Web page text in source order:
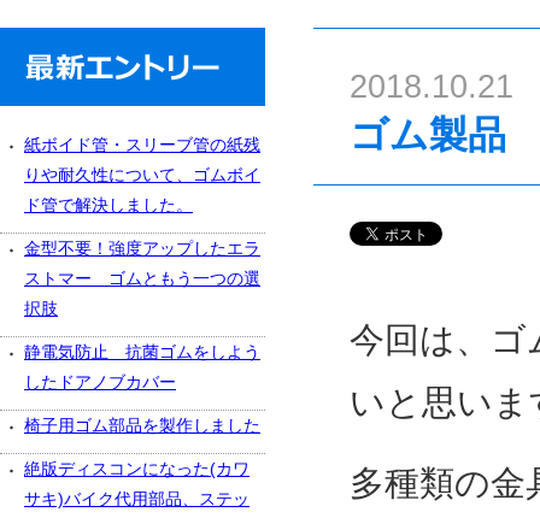
2018.10.21
ゴム製品
今回は、ゴ
いと思いま
多種類の
紙ボイド管・スリーブ管の紙残
りや耐久性について、ゴムボイ
ド管で解決しました。
金型不要！強度アップしたエラ
ストマー ゴムともう一つの選
択肢
静電気防止 抗菌ゴムをしよう
したドアノブカバー
椅子用ゴム部品を製作しました
絶版ディスコンになった(カワ
サキ)バイク代用部品、ステッ